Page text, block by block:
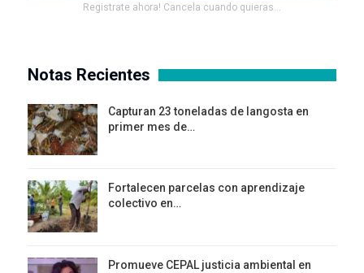
Registrate ahora! Cancela cuando quieras...
Notas Recientes
Capturan 23 toneladas de langosta en
primer mes de…
Fortalecen parcelas con aprendizaje
colectivo en…
Promueve CEPAL justicia ambiental en